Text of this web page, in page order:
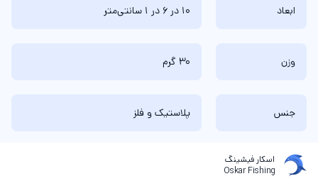
ابعاد 10 در 6 در 1 سانتی‌متر
وزن 30 گرم
جنس پلاستیک و فلز
اسکار فیشینگ
Oskar Fishing